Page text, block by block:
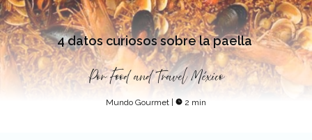
4 datos curiosos sobre la paella
PorFood and Travel México
Mundo Gourmet | 2 min